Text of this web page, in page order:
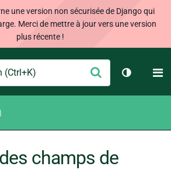
une version non sécurisée de Django qui
Merci de mettre à jour vers une version
plus récente !
Envoyer
Changer
champs de